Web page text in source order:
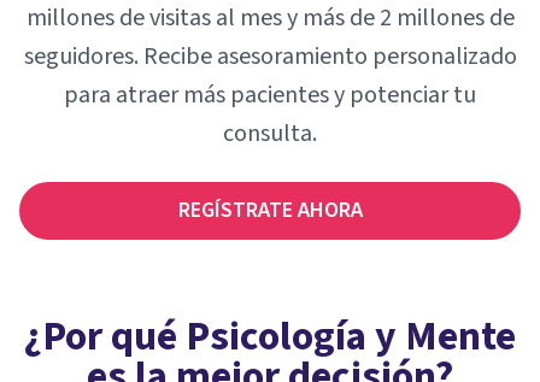
millones de visitas al mes y más de 2 millones de
seguidores. Recibe asesoramiento personalizado
para atraer más pacientes y potenciar tu
consulta.
REGÍSTRATE AHORA
¿Por qué Psicología y Mente